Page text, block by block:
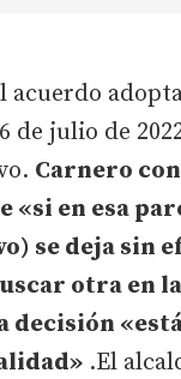
acuerdo
de julio de
Carnero
«si en esa
se deja sin
otra en
decisión
.El